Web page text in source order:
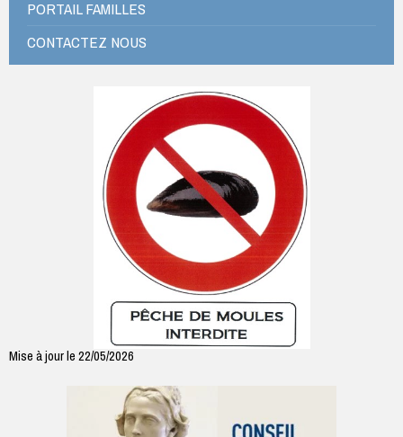
PORTAIL FAMILLES
CONTACTEZ NOUS
Mise à jour le 22/05/2026